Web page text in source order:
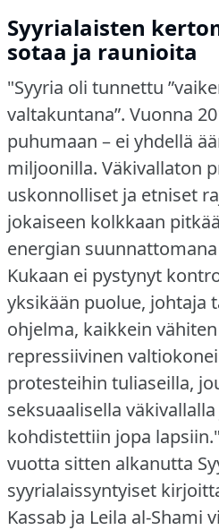
Syyrialaisten
sotaa ja raunioita
"Syyria oli tunnettu
valtakuntana”. Vuonna
puhumaan – ei yhdellä
miljoonilla. Väkivallaton
uskonnolliset ja etniset
jokaiseen kolkkaan
energian
Kukaan ei pystynyt
yksikään puolue, johtaja
ohjelma, kaikkein
repressiivinen
protesteihin tuliaseilla,
seksuaalisella
kohdistettiin jopa lapsiin."
vuotta sitten alkanutta
syyrialaissyntyiset
Kassab ja Leila al-Shami